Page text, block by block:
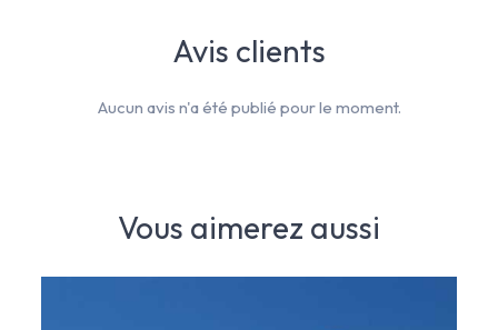
Vous aimerez aussi
Avis clients
Aucun avis n'a été publié pour le moment.